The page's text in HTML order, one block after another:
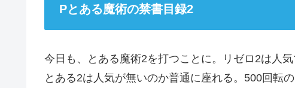
Pとある魔術の禁書目録2
今日も、とある魔術2を打つことに。リゼロ2は人気
とある2は人気が無いのか普通に座れる。500回転